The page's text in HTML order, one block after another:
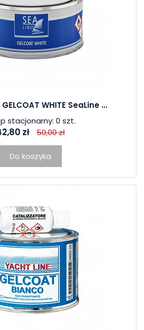
WHITE SeaLine ...
stacjonarny: 0 szt.
zł 50,00 zł
Do koszyka